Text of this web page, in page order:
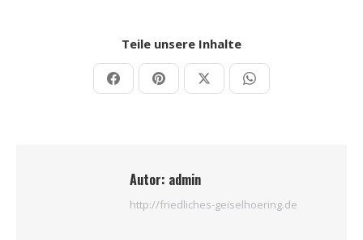
Teile unsere Inhalte
Teilen Teilen Teilen Teilen
Autor: admin
http://friedliches-geiselhoering.de